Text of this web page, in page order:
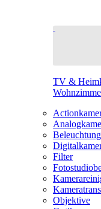
TV &
Beleuchtung
Filter
Objektive